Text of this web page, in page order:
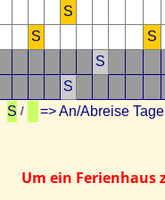
S
S S
S
S
S / => An/Abreise
Um ein Ferienhaus